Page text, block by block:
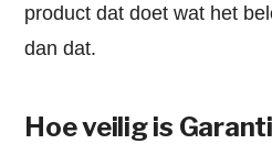
product dat doet wat het
dan dat.
Hoe veilig is